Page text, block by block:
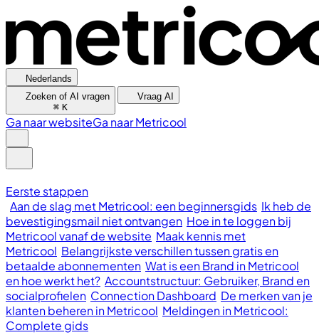
Nederlands
Zoeken of AI vragen
⌘ K
Vraag AI
Ga naar websiteGa naar Metricool
Eerste stappen
Aan de slag met Metricool: een beginnersgids Ik heb de
bevestigingsmail niet ontvangen Hoe in te loggen bij
Metricool vanaf de website Maak kennis met
Metricool Belangrijkste verschillen tussen gratis en
betaalde abonnementen Wat is een Brand in Metricool
en hoe werkt het? Accountstructuur: Gebruiker, Brand en
socialprofielen Connection Dashboard De merken van je
klanten beheren in Metricool Meldingen in Metricool:
Complete gids